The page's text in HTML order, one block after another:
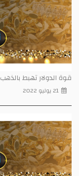
قوة الدولار تهبط بالذهب دون
21 يوليو 2022